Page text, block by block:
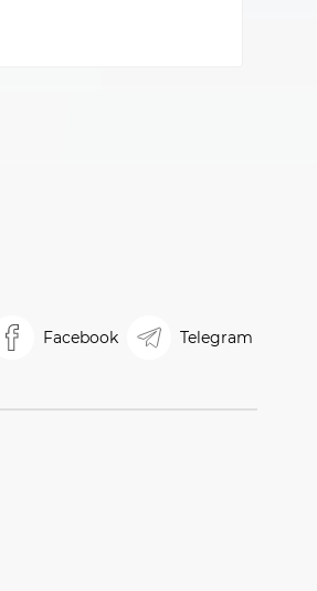
Facebook Telegram